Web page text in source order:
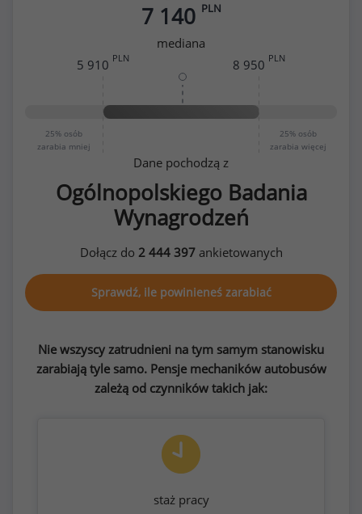
7 140 PLN
mediana
25% osób
zarabia mniej
25% osób
zarabia więcej
5 910 PLN 8 950 PLN
Dane pochodzą z
Ogólnopolskiego Badania
Wynagrodzeń
Dołącz do 2 444 397ankietowanych
Sprawdź, ile powinieneś zarabiać
Nie wszyscy zatrudnieni na tym samym stanowisku
zarabiają tyle samo. Pensje mechaników autobusów
zależą od czynników takich jak:
staż pracy